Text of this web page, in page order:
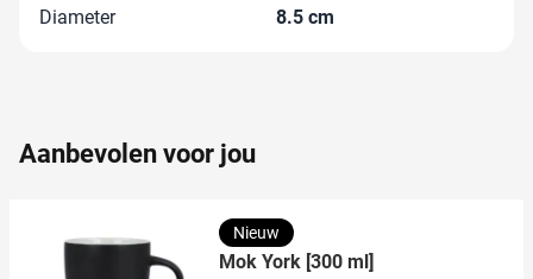
partners voor social media, adverteren en analyse. Deze
Diameter
8.5 cm
Aanbevolen voor jou
Nieuw
Mok York [300 ml]